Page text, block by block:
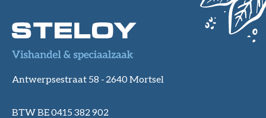
Antwerpsestraat 58 - 2640 Mortsel
BTW BE 0415 382 902